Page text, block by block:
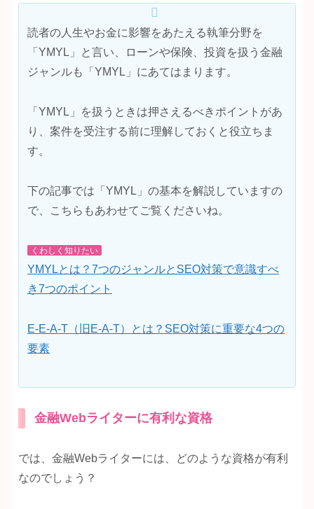
読者の人生やお金に影響をあたえる執筆分野を
「YMYL」と言い、ローンや保険、投資を扱う金融
ジャンルも「YMYL」にあてはまります。
「YMYL」を扱うときは押さえるべきポイントがあ
り、案件を受注する前に理解しておくと役立ちま
す。
下の記事では「YMYL」の基本を解説していますの
で、こちらもあわせてご覧くださいね。
くわしく知りたい
YMYLとは？7つのジャンルとSEO対策で意識すべ
き7つのポイント
E-E-A-T（旧E-A-T）とは？SEO対策に重要な4つの
要素
金融Webライターに有利な資格
では、金融Webライターには、どのような資格が有利
なのでしょう？